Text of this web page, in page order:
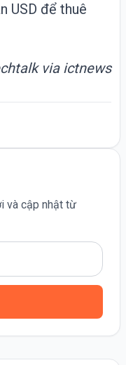
USD để thuê
via ictnews
và cập nhật từ